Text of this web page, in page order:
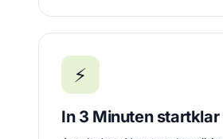
⚡
In 3 Minuten startklar